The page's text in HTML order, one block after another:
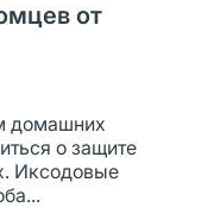
от
домашних
о защите
Иксодовые